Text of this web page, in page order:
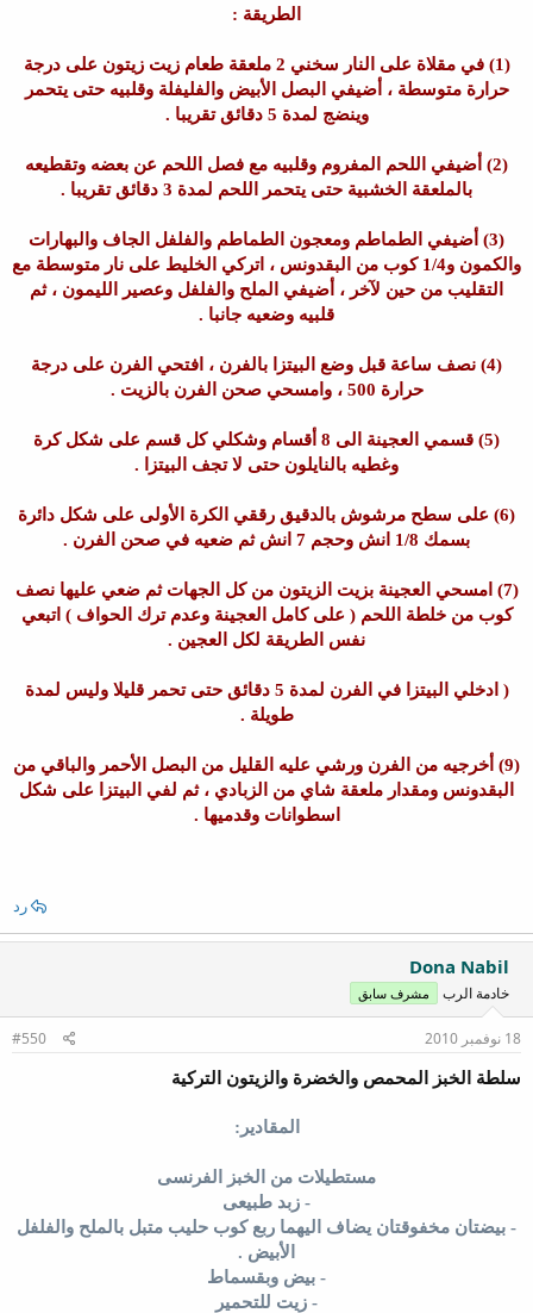
الطريقة :
(1) في مقلاة على النار سخني 2 ملعقة طعام زيت زيتون على درجة
حرارة متوسطة ، أضيفي البصل الأبيض والفليفلة وقلبيه حتى يتحمر
وينضج لمدة 5 دقائق تقريبا .
(2) أضيفي اللحم المفروم وقلبيه مع فصل اللحم عن بعضه وتقطيعه
بالملعقة الخشبية حتى يتحمر اللحم لمدة 3 دقائق تقريبا .
(3) أضيفي الطماطم ومعجون الطماطم والفلفل الجاف والبهارات
والكمون و1/4 كوب من البقدونس ، اتركي الخليط على نار متوسطة مع
التقليب من حين لآخر ، أضيفي الملح والفلفل وعصير الليمون ، ثم
قلبيه وضعيه جانبا .
(4) نصف ساعة قبل وضع البيتزا بالفرن ، افتحي الفرن على درجة
حرارة 500 ، وامسحي صحن الفرن بالزيت .
(5) قسمي العجينة الى 8 أقسام وشكلي كل قسم على شكل كرة
وغطيه بالنايلون حتى لا تجف البيتزا .
(6) على سطح مرشوش بالدقيق رققي الكرة الأولى على شكل دائرة
بسمك 1/8 انش وحجم 7 انش ثم ضعيه في صحن الفرن .
(7) امسحي العجينة بزيت الزيتون من كل الجهات ثم ضعي عليها نصف
كوب من خلطة اللحم ( على كامل العجينة وعدم ترك الحواف ) اتبعي
نفس الطريقة لكل العجين .
( ادخلي البيتزا في الفرن لمدة 5 دقائق حتى تحمر قليلا وليس لمدة
طويلة .
(9) أخرجيه من الفرن ورشي عليه القليل من البصل الأحمر والباقي من
البقدونس ومقدار ملعقة شاي من الزبادي ، ثم لفي البيتزا على شكل
اسطوانات وقدميها .
رد
Dona Nabil
خادمة الرب مشرف سابق
18 نوفمبر 2010 #550
سلطة الخبز المحمص والخضرة والزيتون التركية
المقادير:
مستطيلات من الخبز الفرنسى
- زبد طبيعى
- بيضتان مخفوقتان يضاف اليهما ربع كوب حليب متبل بالملح والفلفل
الأبيض .
- بيض وبقسماط
- زيت للتحمير